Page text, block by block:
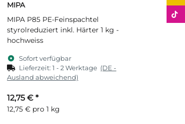
MIPA
MIPA P85 PE-Feinspachtel
styrolreduziert inkl. Härter 1 kg -
hochweiss
Sofort verfügbar
Lieferzeit:1 - 2 Werktage (DE -
Ausland abweichend)
12,75 € *
12,75 € pro 1 kg